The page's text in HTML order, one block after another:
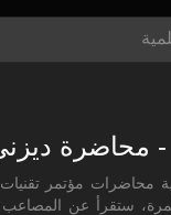
- محاضرة
محاضرات مؤتمر
هذه المرة، ستقرأ عن